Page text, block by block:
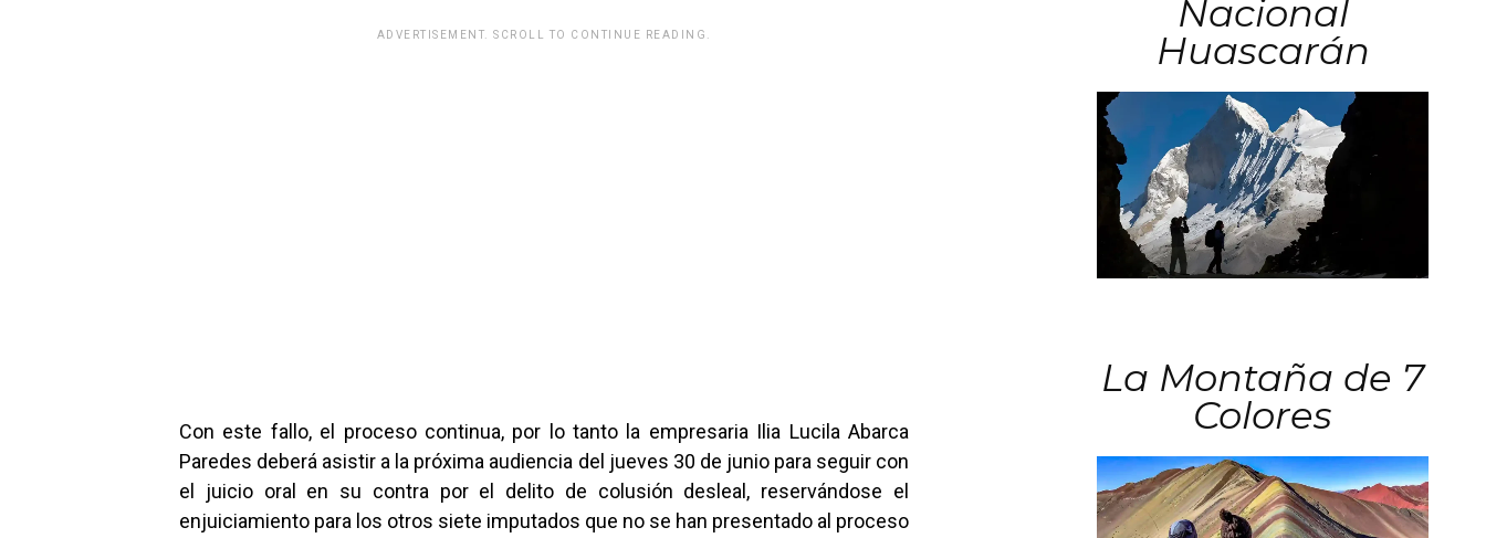
ADVERTISEMENT. SCROLL TO CONTINUE READING.
Con este fallo, el proceso continua, por lo tanto la empresaria Ilia Lucila Abarca
Paredes deberá asistir a la próxima audiencia del jueves 30 de junio para seguir con
el juicio oral en su contra por el delito de colusión desleal, reservándose el
enjuiciamiento para los otros siete imputados que no se han presentado al proceso
Nacional
Huascarán
La Montaña de 7
Colores